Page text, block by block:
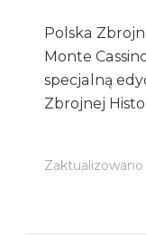
Polska
Monte
specjalną
Zbrojnej
Zaktualizowano